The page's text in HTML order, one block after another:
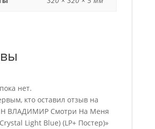
нет.
кто оставил отзыв на
ВЛАДИМИР Смотри На Меня
Light Blue) (LP+ Постер)»